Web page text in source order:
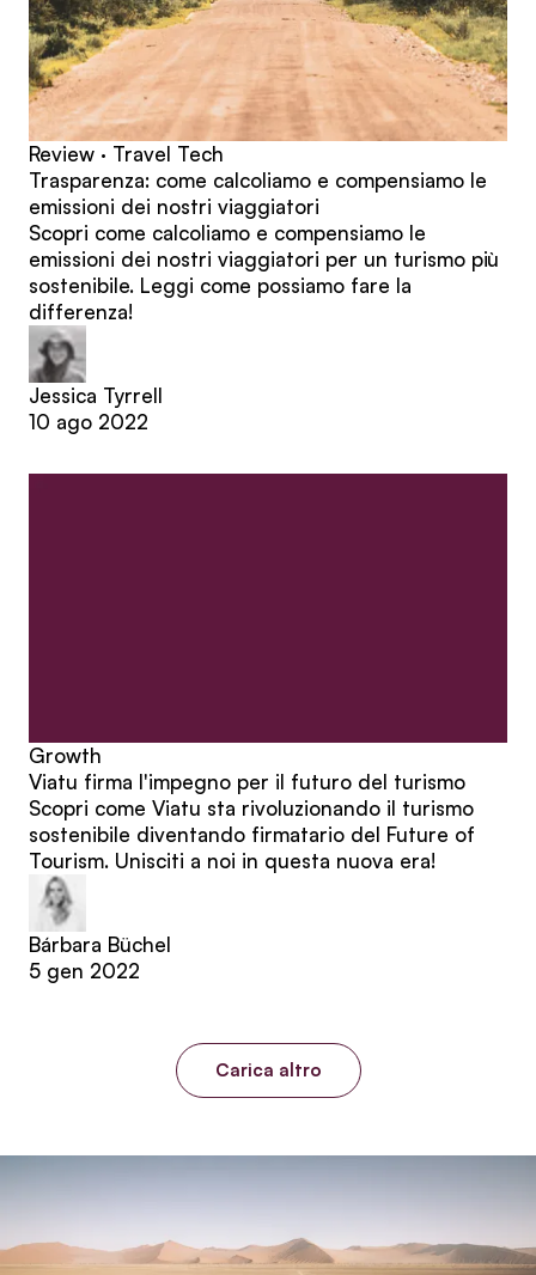
Review · Travel Tech
Trasparenza: come calcoliamo e compensiamo le
emissioni dei nostri viaggiatori
Scopri come calcoliamo e compensiamo le
emissioni dei nostri viaggiatori per un turismo più
sostenibile. Leggi come possiamo fare la
differenza!
Jessica Tyrrell
10 ago 2022
Growth
Viatu firma l'impegno per il futuro del turismo
Scopri come Viatu sta rivoluzionando il turismo
sostenibile diventando firmatario del Future of
Tourism. Unisciti a noi in questa nuova era!
Bárbara Büchel
5 gen 2022
Carica altro